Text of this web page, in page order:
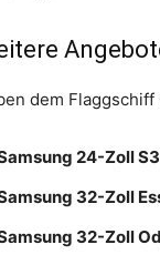
dem
24-Zoll
32-Zoll
32-Zoll